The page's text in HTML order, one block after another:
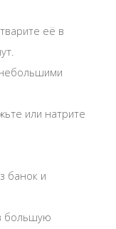
её в
или натрите
банок и
большую